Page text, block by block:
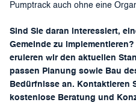
Pumptrack auch ohne eine
Sind Sie daran interessiert,
Gemeinde zu
eruieren wir den aktuellen
passen Planung sowie Bau
Bedürfnisse an. Kontaktieren
kostenlose Beratung und